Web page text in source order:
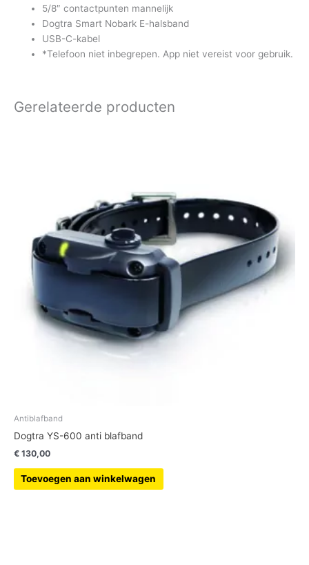
5/8″ contactpunten mannelijk
Dogtra Smart Nobark E-halsband
USB-C-kabel
*Telefoon niet inbegrepen. App niet vereist voor gebruik.
Gerelateerde producten
Antiblafband
Dogtra YS-600 anti blafband
€ 130,00
Toevoegen aan winkelwagen